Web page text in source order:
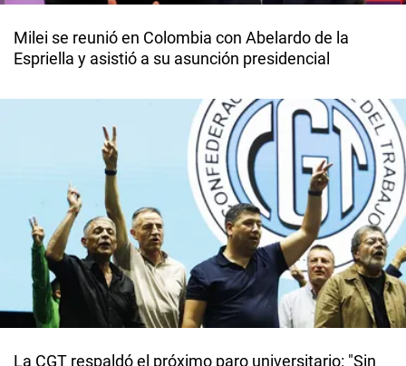
Milei se reunió en Colombia con Abelardo de la
Espriella y asistió a su asunción presidencial
La CGT respaldó el próximo paro universitario: "Sin